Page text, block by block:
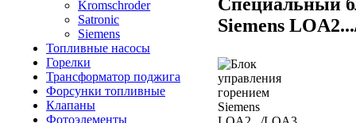
Kromschroder
Satronic
Siemens
Топливные насосы
Горелки
Трансформатор поджига
Форсунки топливные
Клапаны
Фотоэлементы
Siemens